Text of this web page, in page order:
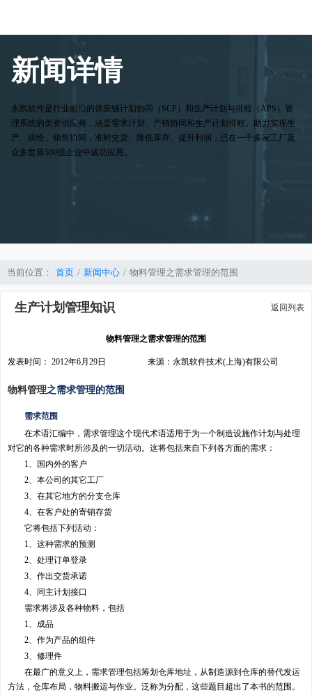
新闻详情
永凯软件是行业前沿的供应链计划协同（SCP）和生产计划与排程（APS）管
理系统的美资供应商，涵盖需求计划、产销协同和生产计划排程。助力实现生
产、供给、销售协同，准时交货、降低库存、提升利润，已在一千多家工厂及
众多世界500强企业中成功应用。
当前位置： 首页 新闻中心 物料管理之需求管理的范围
生产计划管理知识 返回列表
物料管理之需求管理的范围
发表时间： 2012年6月29日 来源：永凯软件技术(上海)有限公司
物料管理之需求管理的范围
需求范围
在术语汇编中，需求管理这个现代术语适用于为一个制造设施作计划与处理
对它的各种需求时所涉及的一切活动。这将包括来自下列各方面的需求：
1、国内外的客户
2、本公司的其它工厂
3、在其它地方的分支仓库
4、在客户处的寄销存货
它将包括下列活动：
1、这种需求的预测
2、处理订单登录
3、作出交货承诺
4、同主计划接口
需求将涉及各种物料，包括
1、成品
2、作为产品的组件
3、修理件
在最广的意义上，需求管理包括筹划仓库地址，从制造源到仓库的替代发运
方法，仓库布局，物料搬运与作业。泛称为分配，这些题目超出了本书的范围。